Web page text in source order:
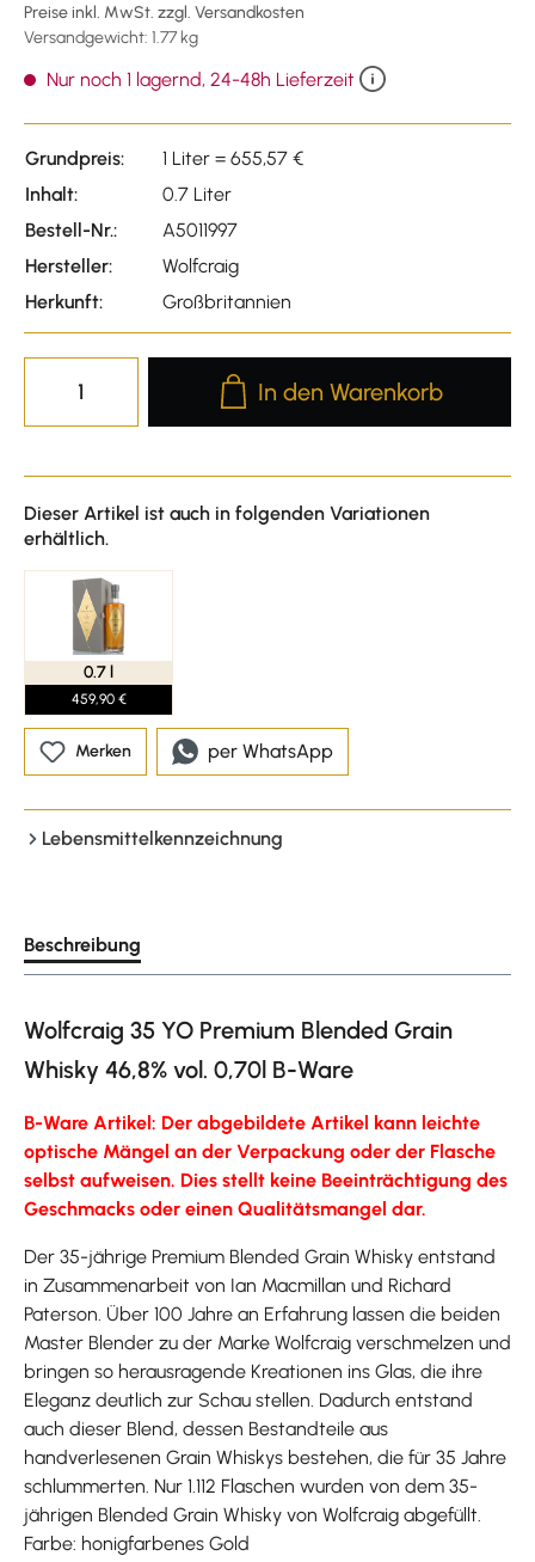
Preise inkl. MwSt. zzgl. Versandkosten
Versandgewicht: 1.77 kg
Nur noch 1 lagernd, 24-48h Lieferzeit
Grundpreis:
1 Liter = 655,57 €
Inhalt:
0.7 Liter
Bestell-Nr.:
A5011997
Hersteller:
Wolfcraig
Herkunft:
Großbritannien
Produkt Anzahl: Gib den
In den Warenkorb
Dieser Artikel ist auch in folgenden Variationen
erhältlich.
0.7 l
459,90 €
Merken per WhatsApp
Lebensmittelkennzeichnung
Beschreibung
Wolfcraig 35 YO Premium Blended Grain
Whisky 46,8% vol. 0,70l B-Ware
B-Ware Artikel: Der abgebildete Artikel kann leichte
optische Mängel an der Verpackung oder der Flasche
selbst aufweisen. Dies stellt keine Beeinträchtigung des
Geschmacks oder einen Qualitätsmangel dar.
Der 35-jährige Premium Blended Grain Whisky entstand
in Zusammenarbeit von Ian Macmillan und Richard
Paterson. Über 100 Jahre an Erfahrung lassen die beiden
Master Blender zu der Marke Wolfcraig verschmelzen und
bringen so herausragende Kreationen ins Glas, die ihre
Eleganz deutlich zur Schau stellen. Dadurch entstand
auch dieser Blend, dessen Bestandteile aus
handverlesenen Grain Whiskys bestehen, die für 35 Jahre
schlummerten. Nur 1.112 Flaschen wurden von dem 35-
jährigen Blended Grain Whisky von Wolfcraig abgefüllt.
Farbe: honigfarbenes Gold